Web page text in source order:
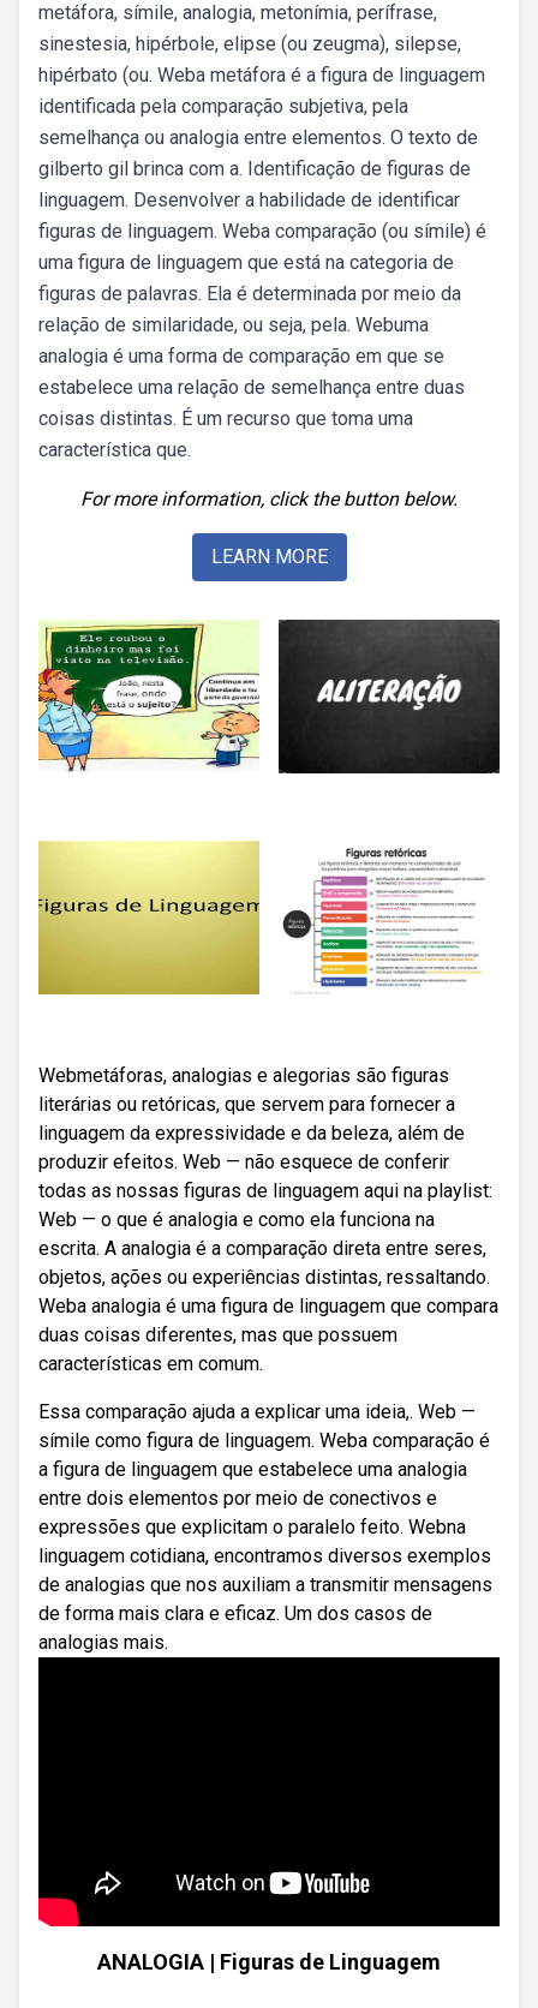
metáfora, símile, analogia, metonímia, perífrase,
sinestesia, hipérbole, elipse (ou zeugma), silepse,
hipérbato (ou. Weba metáfora é a figura de linguagem
identificada pela comparação subjetiva, pela
semelhança ou analogia entre elementos. O texto de
gilberto gil brinca com a. Identificação de figuras de
linguagem. Desenvolver a habilidade de identificar
figuras de linguagem. Weba comparação (ou símile) é
uma figura de linguagem que está na categoria de
figuras de palavras. Ela é determinada por meio da
relação de similaridade, ou seja, pela. Webuma
analogia é uma forma de comparação em que se
estabelece uma relação de semelhança entre duas
coisas distintas. É um recurso que toma uma
característica que.
For more information, click the button below.
LEARN MORE
Webmetáforas, analogias e alegorias são figuras
literárias ou retóricas, que servem para fornecer a
linguagem da expressividade e da beleza, além de
produzir efeitos. Web — não esquece de conferir
todas as nossas figuras de linguagem aqui na playlist:
Web — o que é analogia e como ela funciona na
escrita. A analogia é a comparação direta entre seres,
objetos, ações ou experiências distintas, ressaltando.
Weba analogia é uma figura de linguagem que compara
duas coisas diferentes, mas que possuem
características em comum.
Essa comparação ajuda a explicar uma ideia,. Web —
símile como figura de linguagem. Weba comparação é
a figura de linguagem que estabelece uma analogia
entre dois elementos por meio de conectivos e
expressões que explicitam o paralelo feito. Webna
linguagem cotidiana, encontramos diversos exemplos
de analogias que nos auxiliam a transmitir mensagens
de forma mais clara e eficaz. Um dos casos de
analogias mais.
ANALOGIA | Figuras de Linguagem